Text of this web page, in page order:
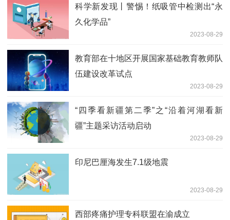
科学新发现丨警惕！纸吸管中检测出“永
久化学品”
2023-08-29
教育部在十地区开展国家基础教育教师队
伍建设改革试点
2023-08-29
“四季看新疆第二季”之“沿着河湖看新
疆”主题采访活动启动
2023-08-29
印尼巴厘海发生7.1级地震
2023-08-29
西部疼痛护理专科联盟在渝成立